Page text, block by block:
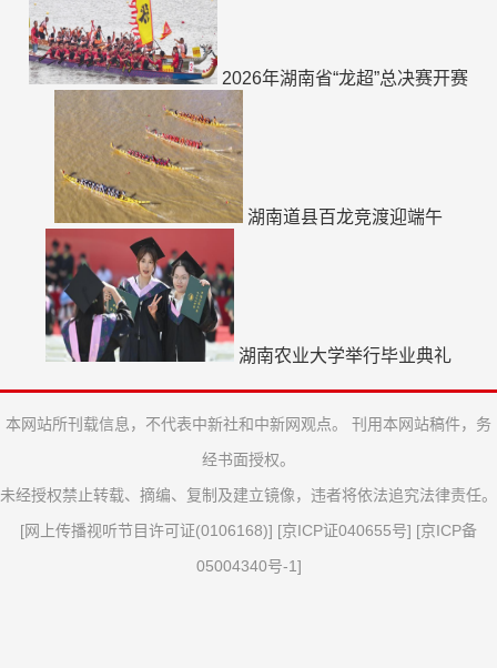
2026年湖南省“龙超”总决赛开赛
湖南道县百龙竞渡迎端午
湖南农业大学举行毕业典礼
本网站所刊载信息，不代表中新社和中新网观点。 刊用本网站稿件，务
经书面授权。
未经授权禁止转载、摘编、复制及建立镜像，违者将依法追究法律责任。
[网上传播视听节目许可证(0106168)] [京ICP证040655号] [京ICP备
05004340号-1]